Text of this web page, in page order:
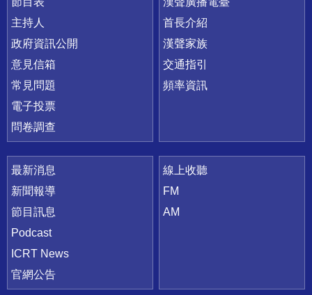
主持人
政府資訊公開
意見信箱
常見問題
電子投票
問卷調查
首長介紹
漢聲家族
交通指引
頻率資訊
最新消息
新聞報導
節目訊息
Podcast
ICRT News
官網公告
線上收聽
FM
AM